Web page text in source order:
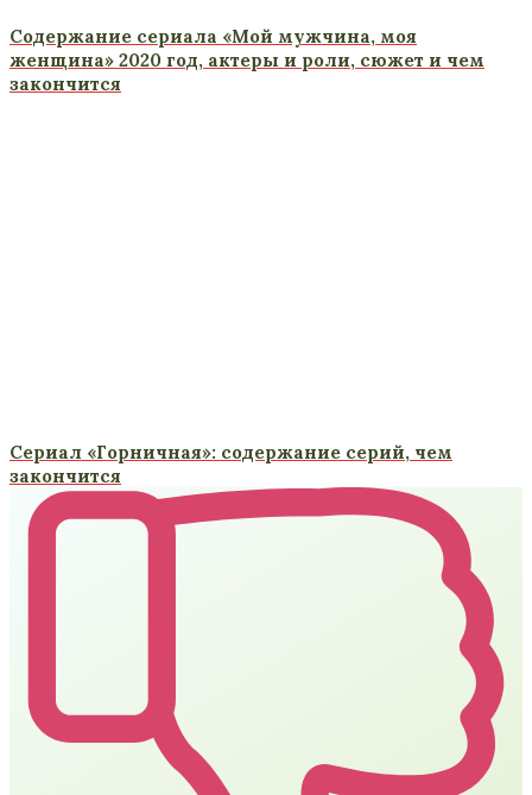
Содержание сериала «Мой мужчина, моя
женщина» 2020 год, актеры и роли, сюжет и чем
закончится
Сериал «Горничная»: содержание серий, чем
закончится